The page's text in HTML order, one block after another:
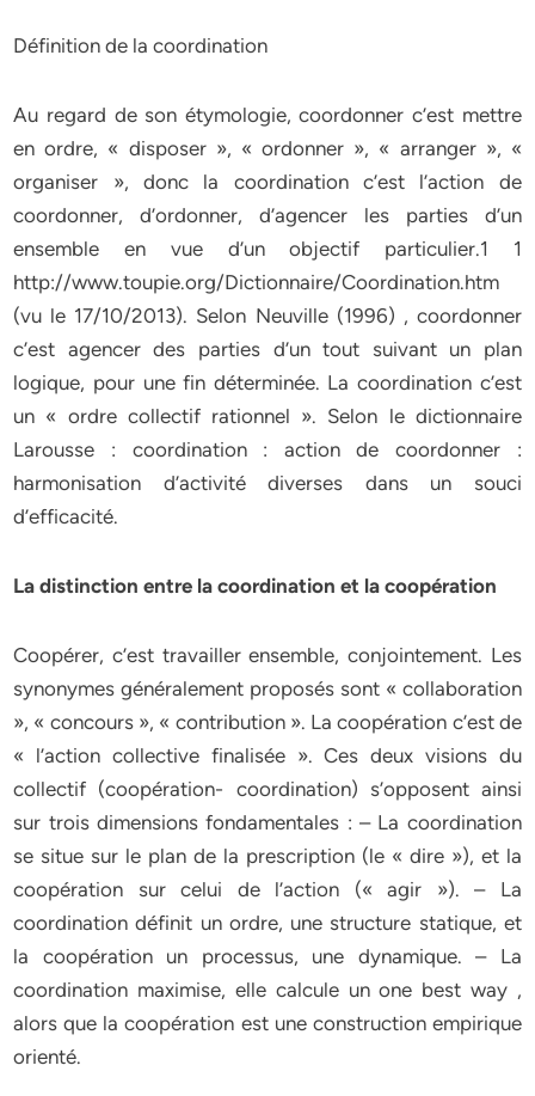
Définition de la coordination
Au regard de son étymologie, coordonner c’est mettre
en ordre, « disposer », « ordonner », « arranger », «
organiser », donc la coordination c’est l’action de
coordonner, d’ordonner, d’agencer les parties d’un
ensemble en vue d’un objectif particulier.1 1
http://www.toupie.org/Dictionnaire/Coordination.htm
(vu le 17/10/2013). Selon Neuville (1996) , coordonner
c’est agencer des parties d’un tout suivant un plan
logique, pour une fin déterminée. La coordination c’est
un « ordre collectif rationnel ». Selon le dictionnaire
Larousse : coordination : action de coordonner :
harmonisation d’activité diverses dans un souci
d’efficacité.
La distinction entre la coordination et la coopération
Coopérer, c’est travailler ensemble, conjointement. Les
synonymes généralement proposés sont « collaboration
», « concours », « contribution ». La coopération c’est de
« l’action collective finalisée ». Ces deux visions du
collectif (coopération- coordination) s’opposent ainsi
sur trois dimensions fondamentales : – La coordination
se situe sur le plan de la prescription (le « dire »), et la
coopération sur celui de l’action (« agir »). – La
coordination définit un ordre, une structure statique, et
la coopération un processus, une dynamique. – La
coordination maximise, elle calcule un one best way ,
alors que la coopération est une construction empirique
orienté.